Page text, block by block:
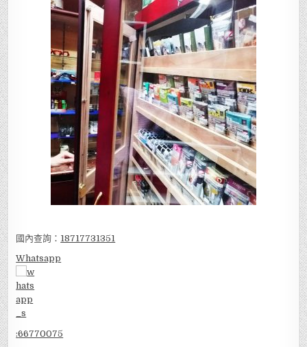
國內查詢： 18717731351
Whatsapp
:66770075